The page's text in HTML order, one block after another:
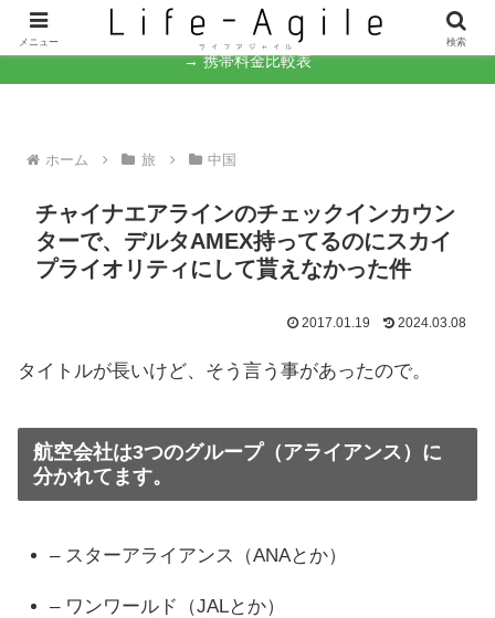
なんとかなるさ。
→ 携帯料金比較表
ホーム 旅 中国
チャイナエアラインのチェックインカウン
ターで、デルタAMEX持ってるのにスカイ
プライオリティにして貰えなかった件
2017.01.19 2024.03.08
タイトルが長いけど、そう言う事があったので。
航空会社は3つのグループ（アライアンス）に
分かれてます。
– スターアライアンス（ANAとか）
– ワンワールド（JALとか）
メニュー 検索